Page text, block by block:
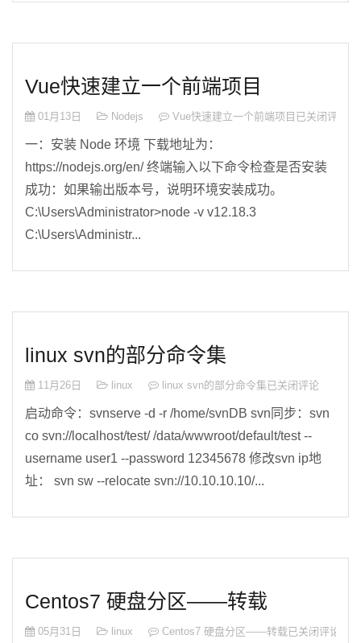
Vue快速建立一个前端项目
01月13日 Nodejs Vue快速建立一个前端项目 已关闭评论
一：安装 Node 环境 下载地址为：
https://nodejs.org/en/ 终端输入以下命令检查是否安装
成功：如果输出版本号，说明环境安装成功。
C:\Users\Administrator>node -v v12.18.3
C:\Users\Administr...
linux svn的部分命令集
11月26日 linux linux svn的部分命令集已关闭评论
启动命令：svnserve -d -r /home/svnDB svn同步：svn
co svn://localhost/test/ /data/wwwroot/default/test --
username user1 --password 12345678 修改svn ip地
址： svn sw --relocate svn://10.10.10.10/...
Centos7 硬盘分区——转载
05月31日 linux Centos7 硬盘分区——转载已关闭评论